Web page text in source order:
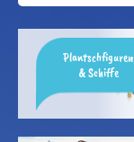
Plantschfiguren
& Schiffe